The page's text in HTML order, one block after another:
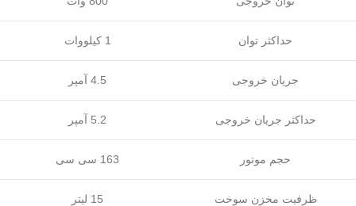
حداکثر توان 1 کیلووات
جریان خروجی 4.5 آمپر
حداکثر جریان خروجی 5.2 آمپر
حجم موتور 163 سی سی
ظرفیت مخزن سوخت 15 لیتر